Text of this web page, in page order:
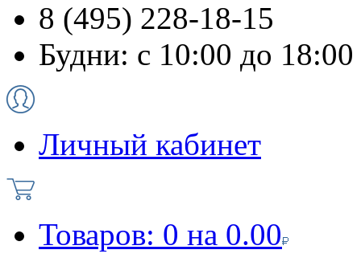
8 (495) 228-18-15
Будни: с 10:00 до 18:00
Личный кабинет
Товаров: 0 на 0.00